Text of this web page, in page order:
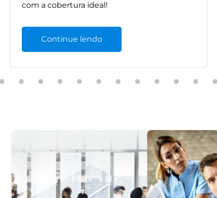
com a cobertura ideal!
Continue lendo